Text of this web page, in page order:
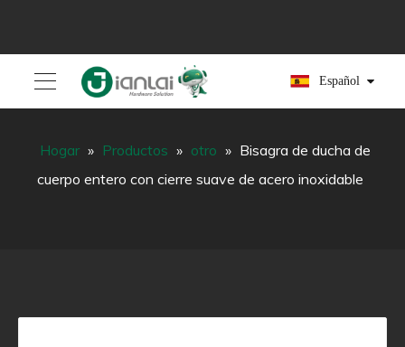
Español
Hogar » Productos » otro » Bisagra de ducha de
cuerpo entero con cierre suave de acero inoxidable